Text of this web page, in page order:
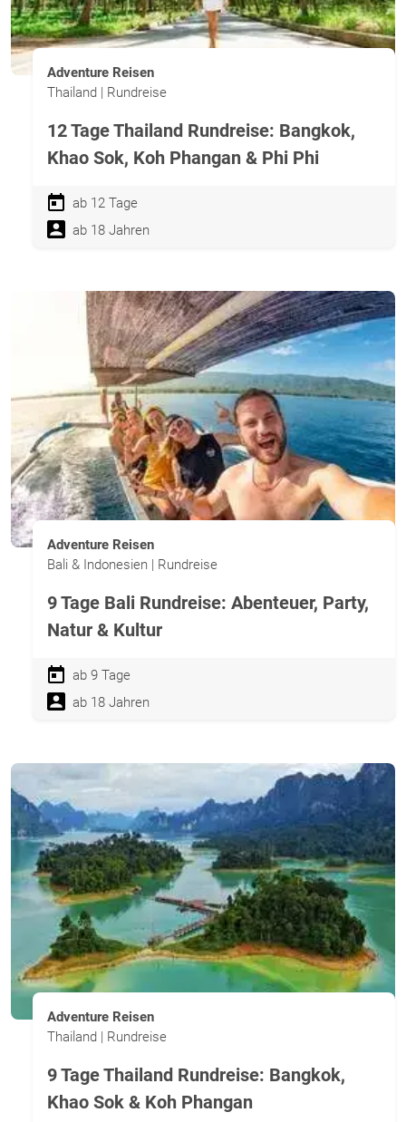
Adventure Reisen
Thailand | Rundreise
12 Tage Thailand Rundreise: Bangkok,
Khao Sok, Koh Phangan & Phi Phi
ab 12 Tage
ab 18 Jahren
Adventure Reisen
Bali & Indonesien | Rundreise
9 Tage Bali Rundreise: Abenteuer, Party,
Natur & Kultur
ab 9 Tage
ab 18 Jahren
Adventure Reisen
Thailand | Rundreise
9 Tage Thailand Rundreise: Bangkok,
Khao Sok & Koh Phangan